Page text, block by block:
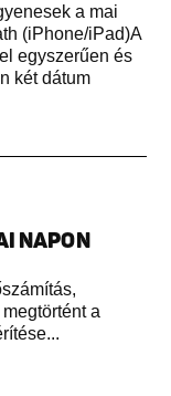
a mai
(iPhone/iPad)A
egyszerűen és
két dátum
NAPON
a